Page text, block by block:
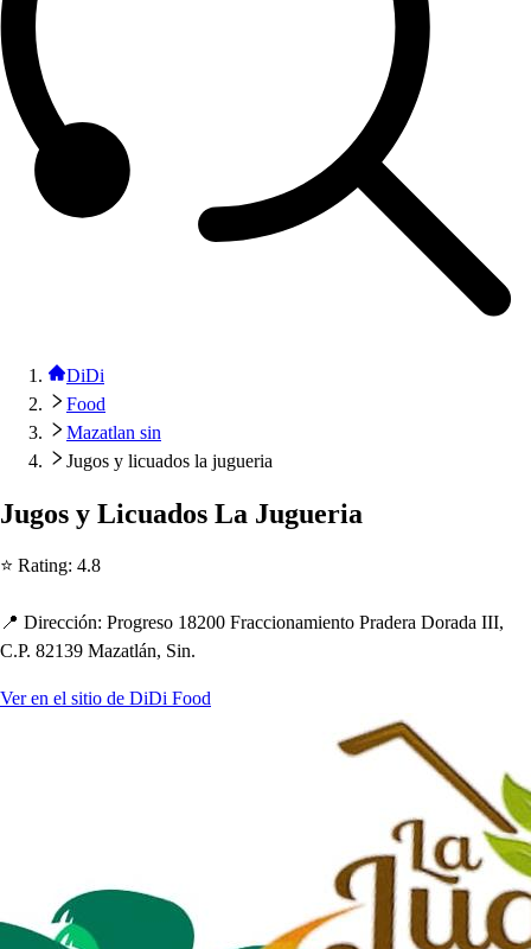
DiDi
Food
Mazatlan sin
Jugos y licuados la jugueria
Jugos y Licuados La Jugueria
⭐ Rating: 4.8
📍 Dirección: Progreso 18200 Fraccionamiento Pradera Dorada III,
C.P. 82139 Mazatlán, Sin.
Ver en el sitio de DiDi Food